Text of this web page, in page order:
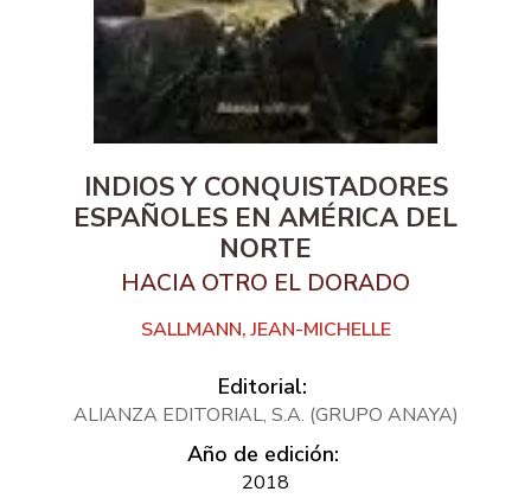
INDIOS Y CONQUISTADORES
ESPAÑOLES EN AMÉRICA DEL
NORTE
HACIA OTRO EL DORADO
SALLMANN, JEAN-MICHELLE
Editorial:
ALIANZA EDITORIAL, S.A. (GRUPO ANAYA)
Año de edición:
2018